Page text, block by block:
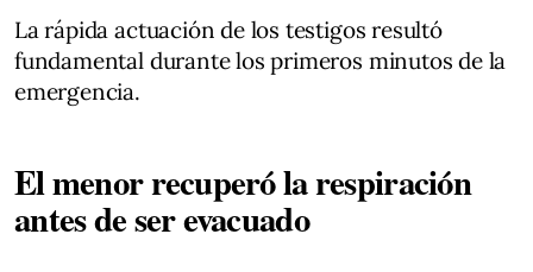
La rápida actuación de los testigos resultó
fundamental durante los primeros minutos de la
emergencia.
El menor recuperó la respiración
antes de ser evacuado